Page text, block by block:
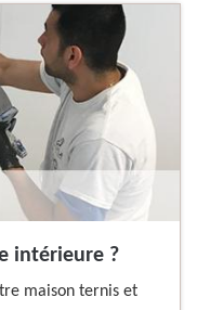
intérieure ?
maison ternis et